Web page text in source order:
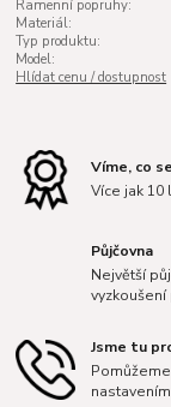
Ramenní popruhy:
Materiál:
Typ produktu:
Model:
Hlídat cenu / dostupnost
Víme, co
Více jak 10
Půjčovna
Největší
Jsme tu